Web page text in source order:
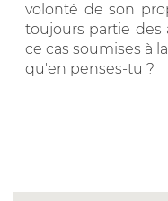
volonté de son
toujours partie des
ce cas soumises à
qu'en penses-tu ?